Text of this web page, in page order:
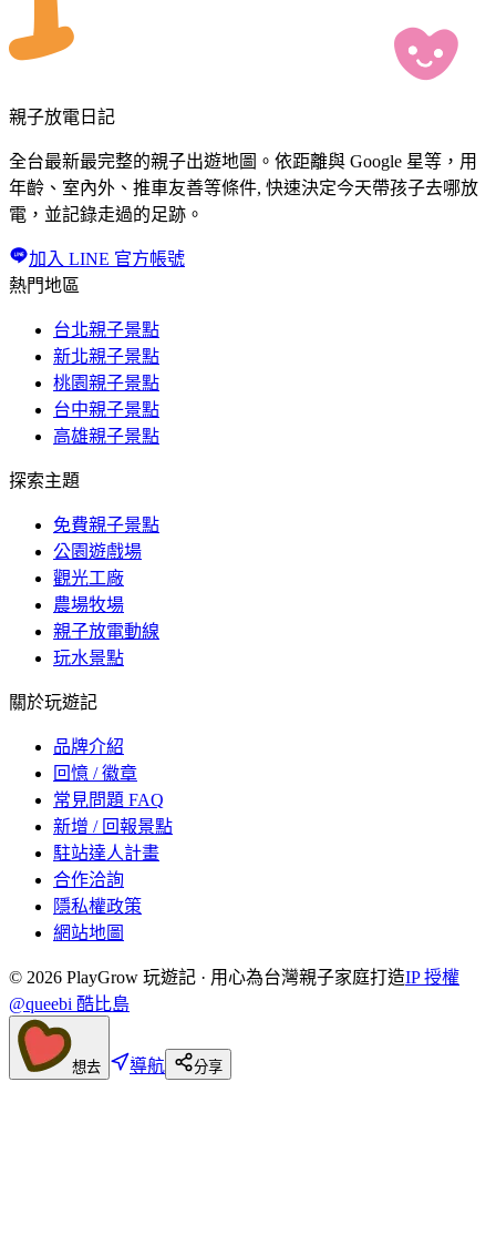
親子放電日記
全台最新最完整的親子出遊地圖。依距離與 Google 星等，用
年齡、室內外、推車友善等條件, 快速決定今天帶孩子去哪放
電，並記錄走過的足跡。
加入 LINE 官方帳號
熱門地區
台北親子景點
新北親子景點
桃園親子景點
台中親子景點
高雄親子景點
探索主題
免費親子景點
公園遊戲場
觀光工廠
農場牧場
親子放電動線
玩水景點
關於玩遊記
品牌介紹
回憶 / 徽章
常見問題 FAQ
新增 / 回報景點
駐站達人計畫
合作洽詢
隱私權政策
網站地圖
© 2026 PlayGrow 玩遊記 · 用心為台灣親子家庭打造IP 授權
@queebi 酷比島
想去 導航 分享